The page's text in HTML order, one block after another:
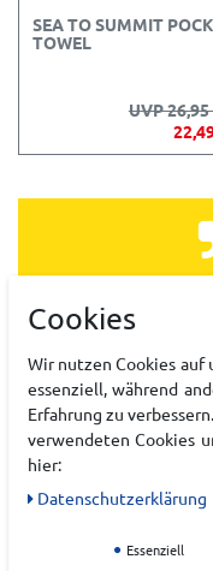
SEA TO SUMMIT
TOWEL
UVP
Datum der
Cookies
Wir nutzen Cookies auf
essenziell, während
Erfahrung zu
verwendeten Cookies
hier:
Daten­schutz­erklärung
Essenziell